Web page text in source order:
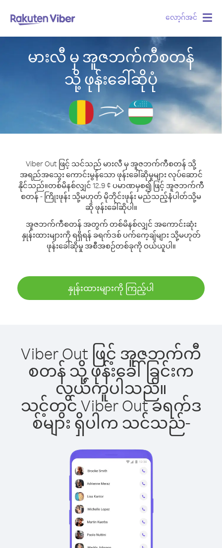
လော့ဂ်အင်
မားလီ မှ အူဇဘက်ကီစတန်
သို့ ဖုန်းခေါ်ဆိုပုံ
Viber Out ဖြင့် သင်သည် မားလီ မှ အူဇဘက်ကီစတန် သို့
အရည်အသွေး ကောင်းမွန်သော ဖုန်းခေါ်ဆိုမှုများ လုပ်ဆောင်
နိုင်သည်။တစ်မိနစ်လျှင် 12.9 ¢ ပမာဏမှစ၍ ဖြင့် အူဇဘက်ကီ
စတန် - ကြိုးဖုန်း သို့မဟုတ် မိုဘိုင်းဖုန်း မည်သည့်နံပါတ်သို့မ
ဆို ဖုန်းခေါ်ဆိုပါ။
အူဇဘက်ကီစတန် အတွက် တစ်မိနစ်လျှင် အကောင်းဆုံး
နှုန်းထားများကို ရရှိရန် ခရက်ဒစ် ပက်ကေ့ချ်များ သို့မဟုတ်
ဖုန်းခေါ်ဆိုမှု အစီအစဉ်တစ်ခုကို ဝယ်ယူပါ။
နှုန်းထားများကို ကြည့်ပါ
Viber Out ဖြင့် အူဇဘက်ကီ
စတန် သို့ ဖုန်းခေါ်ခြင်းက
လွယ်ကူပါသည်။
သင့်တွင် Viber Out ခရက်ဒ
စ်များ ရှိပါက သင်သည်-